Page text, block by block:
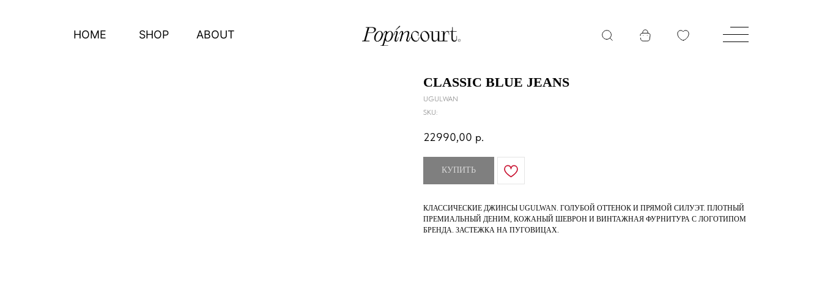
HOME ABOUT
SHOP
CLASSIC BLUE JEANS
UGULWAN
SKU:
22990,00 р.
КУПИТЬ
КЛАССИЧЕСКИЕ ДЖИНСЫ UGULWAN. ГОЛУБОЙ ОТТЕНОК И ПРЯМОЙ СИЛУЭТ. ПЛОТНЫЙ
ПРЕМИАЛЬНЫЙ ДЕНИМ, КОЖАНЫЙ ШЕВРОН И ВИНТАЖНАЯ ФУРНИТУРА С ЛОГОТИПОМ
БРЕНДА. ЗАСТЕЖКА НА ПУГОВИЦАХ.